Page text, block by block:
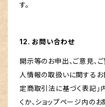
す。
12. お問い合わせ
開示等のお申出、ご意見、
人情報の取扱いに関するお
定商取引法に基づく表記
くか、ショップページ内の